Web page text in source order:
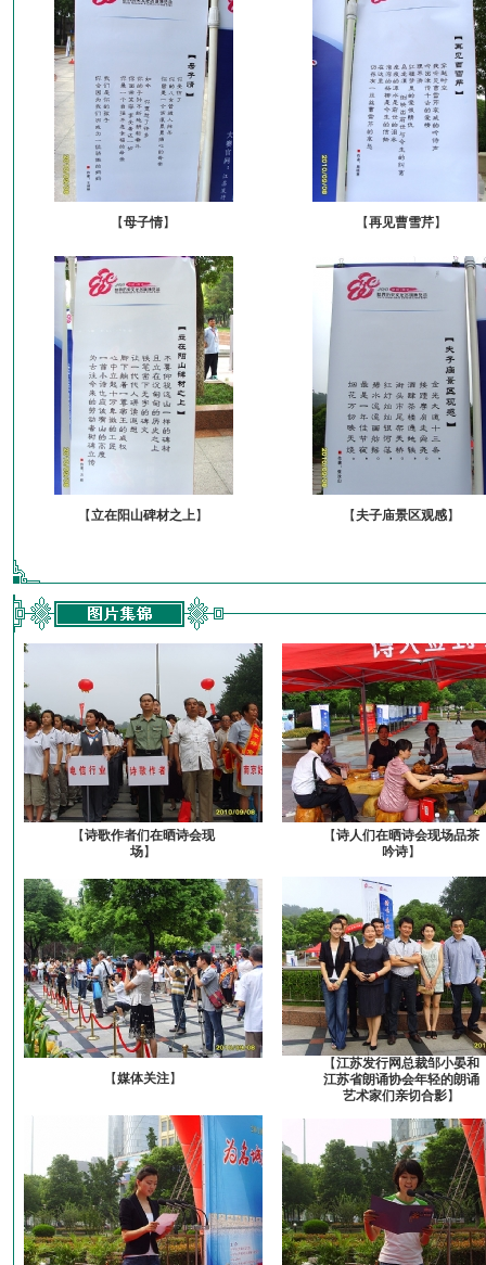
【母子情】 【再见曹雪芹】
【立在阳山碑材之上】 【夫子庙景区观感】
【诗歌作者们在晒诗会现
场】
【诗人们在晒诗会现场品茶
吟诗】
【媒体关注】
【江苏发行网总裁邹小晏和
江苏省朗诵协会年轻的朗诵
艺术家们亲切合影】